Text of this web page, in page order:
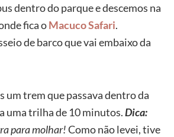
dentro do parque e descemos na
fica oMacuco Safari.
de barco que vai embaixo da
um trem que passava dentro da
uma trilha de 10 minutos.Dica:
para molhar!Como não levei, tive